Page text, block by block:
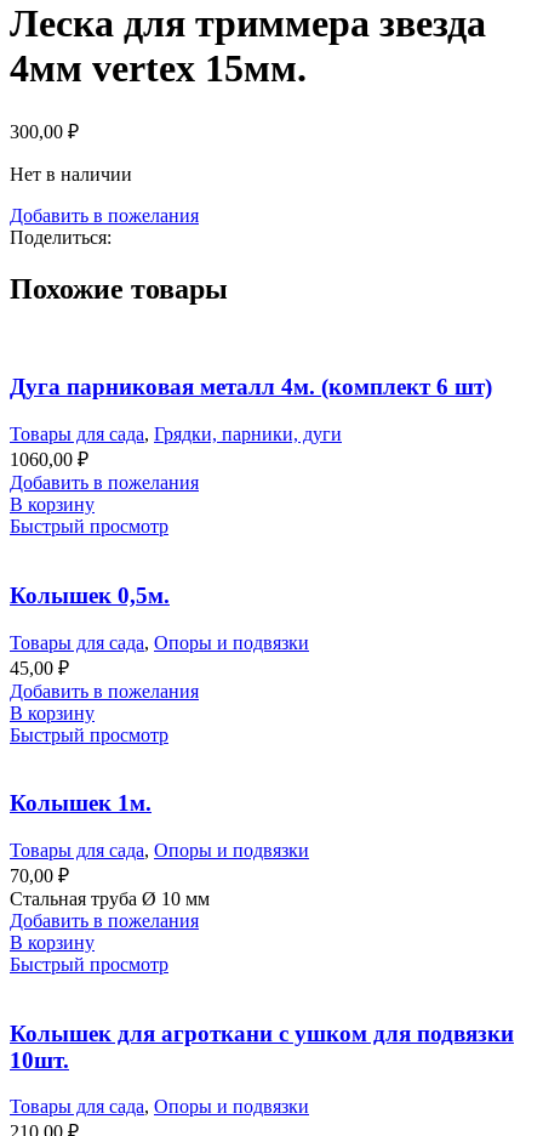
Леска для триммера звезда
4мм vertex 15мм.
300,00 ₽
Нет в наличии
Добавить в пожелания
Поделиться:
Похожие товары
Дуга парниковая металл 4м. (комплект 6 шт)
Товары для сада, Грядки, парники, дуги
1060,00 ₽
Добавить в пожелания
В корзину
Быстрый просмотр
Колышек 0,5м.
Товары для сада, Опоры и подвязки
45,00 ₽
Добавить в пожелания
В корзину
Быстрый просмотр
Колышек 1м.
Товары для сада, Опоры и подвязки
70,00 ₽
Стальная труба Ø 10 мм
Добавить в пожелания
В корзину
Быстрый просмотр
Колышек для агроткани с ушком для подвязки
10шт.
Товары для сада, Опоры и подвязки